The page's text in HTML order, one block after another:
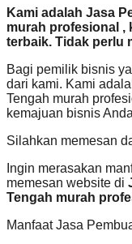
Kami adalah Jasa
murah profesional ,
terbaik. Tidak perlu
Bagi pemilik bisnis
dari kami. Kami
Tengah murah
kemajuan bisnis
Silahkan memesan
Ingin merasakan
memesan website di
Tengah murah
Manfaat Jasa